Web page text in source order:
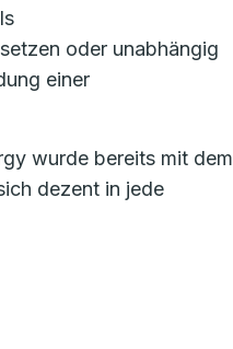
oder unabhängig
einer
wurde bereits mit dem
dezent in jede